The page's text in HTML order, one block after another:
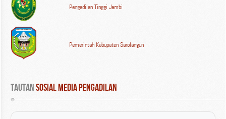
Pengadilan Tinggi Jambi
Pemerintah Kabupaten Sarolangun
Tautan Sosial Media Pengadilan